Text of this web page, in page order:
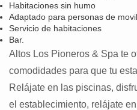
Habitaciones sin humo
Adaptado para personas de
Servicio de habitaciones
Bar.
Altos Los Pioneros & Spa te
comodidades para que tu
Relájate en las piscinas,
el establecimiento, relájate